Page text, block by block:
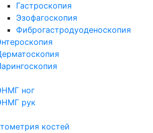
Гастроскопия
Эзофагоскопия
Фиброгастродуоденоскопия
ног
рук
костей